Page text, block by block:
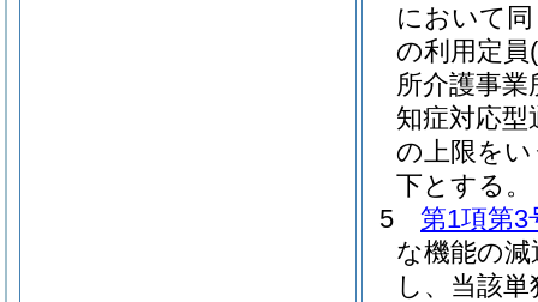
において
の利用定員
所介護事
知症対応
の上限をい
下とする。
5
第1項第3
な機能の
し、当該